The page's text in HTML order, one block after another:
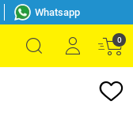
Whatsapp
0